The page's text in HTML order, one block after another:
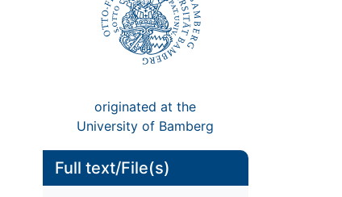
originated at the
University of Bamberg
Full text/File(s)